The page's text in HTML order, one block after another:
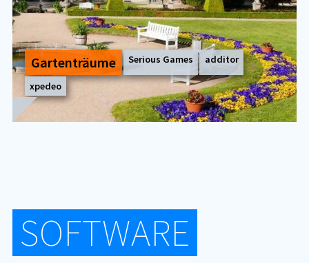
Gar­ten­träu­me Serious Games additor
xpedeo
SOFT­WARE